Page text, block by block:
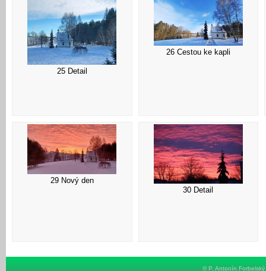
25 Detail
26 Cestou ke kapli
29 Nový den
30 Detail
© P. Antonín